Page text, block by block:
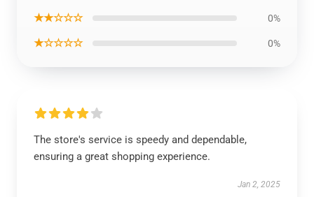
★★☆☆☆ 0%
★☆☆☆☆ 0%
The store's service is speedy and dependable,
ensuring a great shopping experience.
Jan 2, 2025